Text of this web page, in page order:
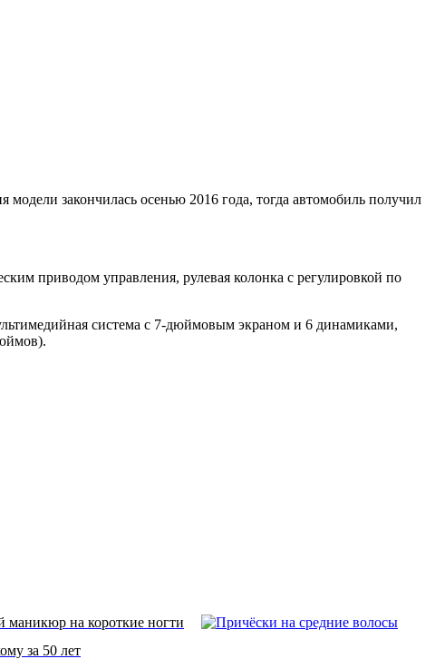
закончилась осенью 2016 года, тогда автомобиль получил
приводом управления, рулевая колонка с регулировкой по
система с 7-дюймовым экраном и 6 динамиками,
маникюр на короткие ногти
за 50 лет